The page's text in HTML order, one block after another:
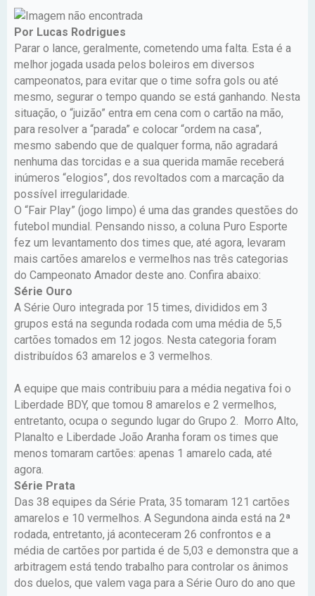
Por Lucas Rodrigues
Parar o lance, geralmente, cometendo uma falta. Esta é a
melhor jogada usada pelos boleiros em diversos
campeonatos, para evitar que o time sofra gols ou até
mesmo, segurar o tempo quando se está ganhando. Nesta
situação, o “juizão” entra em cena com o cartão na mão,
para resolver a “parada” e colocar “ordem na casa”,
mesmo sabendo que de qualquer forma, não agradará
nenhuma das torcidas e a sua querida mamãe receberá
inúmeros “elogios”, dos revoltados com a marcação da
possível irregularidade.
O “Fair Play” (jogo limpo) é uma das grandes questões do
futebol mundial. Pensando nisso, a coluna Puro Esporte
fez um levantamento dos times que, até agora, levaram
mais cartões amarelos e vermelhos nas três categorias
do Campeonato Amador deste ano. Confira abaixo:
Série Ouro
A Série Ouro integrada por 15 times, divididos em 3
grupos está na segunda rodada com uma média de 5,5
cartões tomados em 12 jogos. Nesta categoria foram
distribuídos 63 amarelos e 3 vermelhos.
A equipe que mais contribuiu para a média negativa foi o
Liberdade BDY, que tomou 8 amarelos e 2 vermelhos,
entretanto, ocupa o segundo lugar do Grupo 2. Morro Alto,
Planalto e Liberdade João Aranha foram os times que
menos tomaram cartões: apenas 1 amarelo cada, até
agora.
Série Prata
Das 38 equipes da Série Prata, 35 tomaram 121 cartões
amarelos e 10 vermelhos. A Segundona ainda está na 2ª
rodada, entretanto, já aconteceram 26 confrontos e a
média de cartões por partida é de 5,03 e demonstra que a
arbitragem está tendo trabalho para controlar os ânimos
dos duelos, que valem vaga para a Série Ouro do ano que